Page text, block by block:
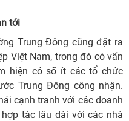
tới
Trung Đông cũng đặt ra
Việt Nam, trong đó có vấn
hiện có số ít các tổ chức
Trung Đông công nhận.
cạnh tranh với các doanh
tác lâu dài với các nhà